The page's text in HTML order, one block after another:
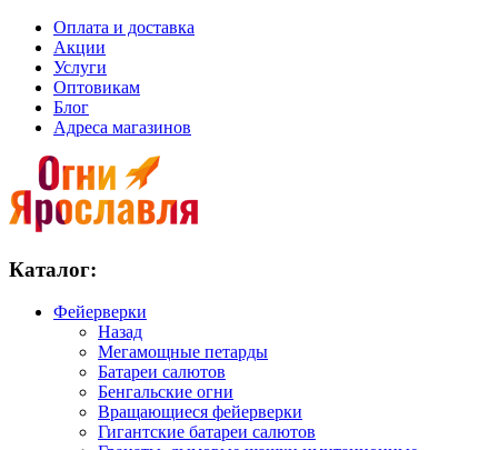
Оплата и доставка
Акции
Услуги
Оптовикам
Блог
Адреса магазинов
Каталог:
Фейерверки
Назад
Мегамощные петарды
Батареи салютов
Бенгальские огни
Вращающиеся фейерверки
Гигантские батареи салютов